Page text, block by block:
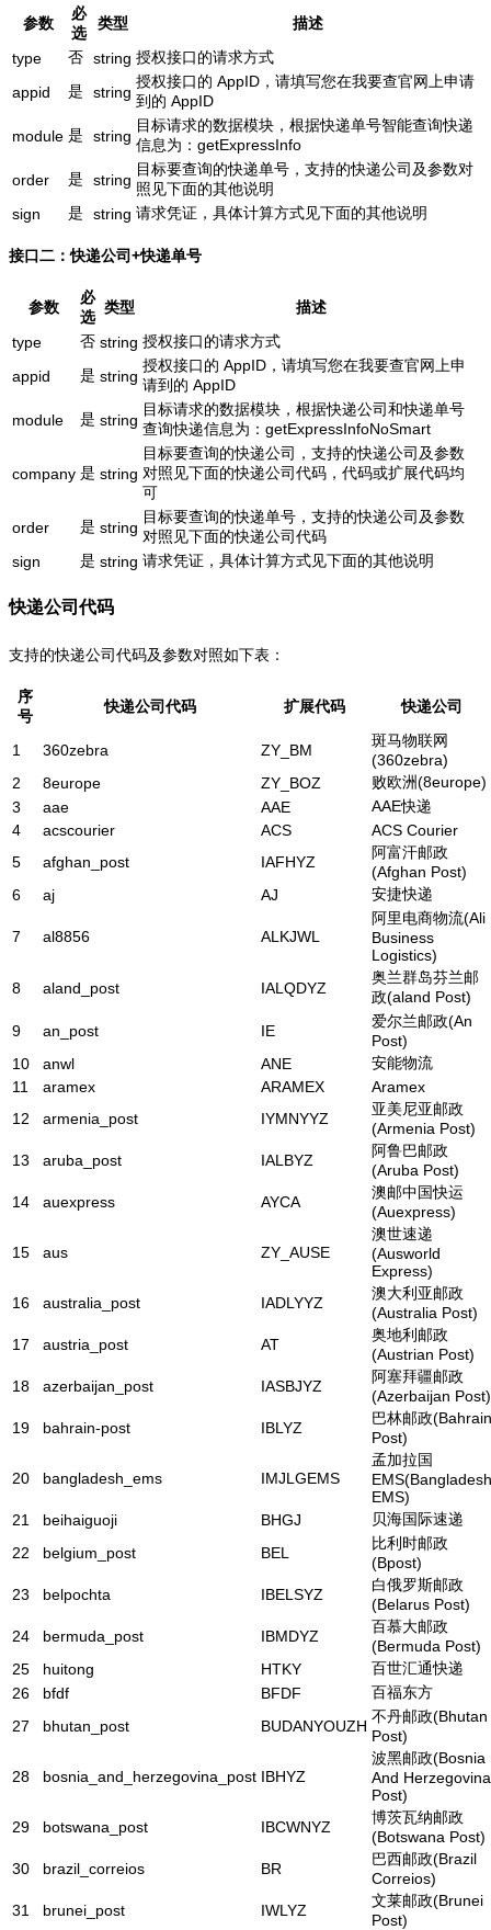
参数
必
选
类型
描述
type
否 string 授权接口的请求方式
appid
是 string
授权接口的 AppID，请填写您在我要查官网上申请
到的 AppID
module 是 string
目标请求的数据模块，根据快递单号智能查询快递
信息为：getExpressInfo
order
是 string
目标要查询的快递单号，支持的快递公司及参数对
照见下面的其他说明
sign
是 string 请求凭证，具体计算方式见下面的其他说明
接口二：快递公司+快递单号
参数
必
选
类型
描述
type
否 string 授权接口的请求方式
appid
是 string
授权接口的 AppID，请填写您在我要查官网上申
请到的 AppID
module
是 string
目标请求的数据模块，根据快递公司和快递单号
查询快递信息为：getExpressInfoNoSmart
company 是 string
目标要查询的快递公司，支持的快递公司及参数
对照见下面的快递公司代码，代码或扩展代码均
可
order
是 string
目标要查询的快递单号，支持的快递公司及参数
对照见下面的快递公司代码
sign
是 string 请求凭证，具体计算方式见下面的其他说明
快递公司代码
支持的快递公司代码及参数对照如下表：
序
号
快递公司代码 扩展代码 快递公司
1 360zebra ZY_BM
斑马物联网
(360zebra)
2
8europe ZY_BOZ
败欧洲(8europe)
3
aae AAE
AAE快递
4
acscourier ACS
ACS Courier
5
afghan_post IAFHYZ
阿富汗邮政
(Afghan Post)
6
aj AJ 安捷快递
7 al8856 ALKJWL
阿里电商物流(Ali
Business
Logistics)
8
aland_post IALQDYZ
奥兰群岛芬兰邮
政(aland Post)
9
an_post IE
爱尔兰邮政(An
Post)
10
anwl ANE
安能物流
11
aramex ARAMEX
Aramex
12
armenia_post IYMNYYZ
亚美尼亚邮政
(Armenia Post)
13
aruba_post IALBYZ
阿鲁巴邮政
(Aruba Post)
14
auexpress AYCA
澳邮中国快运
(Auexpress)
15 aus ZY_AUSE
澳世速递
(Ausworld
Express)
16
australia_post IADLYYZ
澳大利亚邮政
(Australia Post)
17
austria_post AT
奥地利邮政
(Austrian Post)
18
azerbaijan_post IASBJYZ
阿塞拜疆邮政
(Azerbaijan Post)
19
bahrain-post IBLYZ
巴林邮政(Bahrain
Post)
20 bangladesh_ems IMJLGEMS
孟加拉国
EMS(Bangladesh
EMS)
21
beihaiguoji BHGJ
贝海国际速递
22
belgium_post BEL
比利时邮政
(Bpost)
23
belpochta IBELSYZ
白俄罗斯邮政
(Belarus Post)
24
bermuda_post IBMDYZ
百慕大邮政
(Bermuda Post)
25
huitong HTKY
百世汇通快递
26
bfdf BFDF
百福东方
27
bhutan_post BUDANYOUZH
不丹邮政(Bhutan
Post)
28 bosnia_and_herzegovina_post IBHYZ
波黑邮政(Bosnia
And Herzegovina
Post)
29
botswana_post IBCWNYZ
博茨瓦纳邮政
(Botswana Post)
30
brazil_correios BR
巴西邮政(Brazil
Correios)
31
brunei_post IWLYZ
文莱邮政(Brunei
Post)